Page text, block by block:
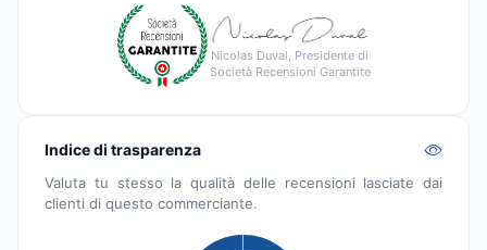
Nicolas Duval, Presidente di
Società Recensioni Garantite
Indice di trasparenza
Valuta tu stesso la qualità delle recensioni lasciate dai
clienti di questo commerciante.